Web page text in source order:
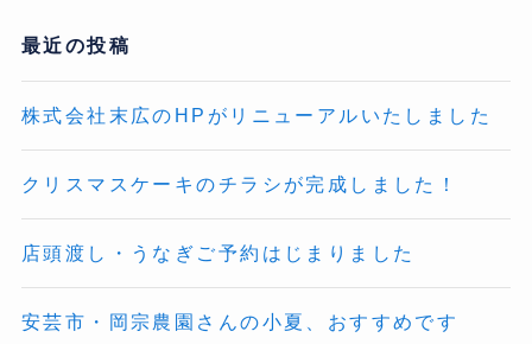
最近の投稿
株式会社末広のHPがリニューアルいたしました
クリスマスケーキのチラシが完成しました！
店頭渡し・うなぎご予約はじまりました
安芸市・岡宗農園さんの小夏、おすすめです